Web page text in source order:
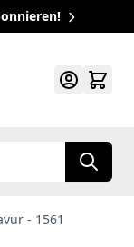
- 1561